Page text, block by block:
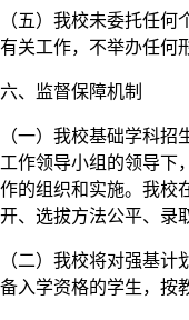
（五）我校未委托任
有关工作，不举办任何
六、监督保障机制
（一）我校基础学科
工作领导小组的领导下
作的组织和实施。我校
开、选拔方法公平、录
（二）我校将对强基
备入学资格的学生，按